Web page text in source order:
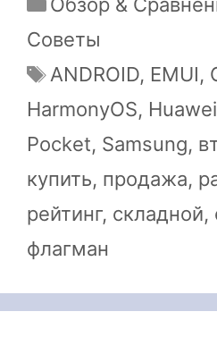
Советы
Метки
ANDROID, EMUI,
HarmonyOS, Huawei
Pocket, Samsung,
купить, продажа,
рейтинг, складной,
флагман